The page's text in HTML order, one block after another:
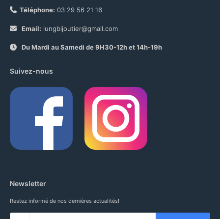
Téléphone: 03 29 56 21 16
Email: iungbijoutier@gmail.com
Du Mardi au Samedi de 9H30-12h et 14h-19h
Suivez-nous
Newsletter
Restez informé de nos dernières actualités!